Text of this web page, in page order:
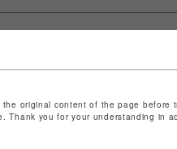
original content of the page before
Thank you for your understanding in